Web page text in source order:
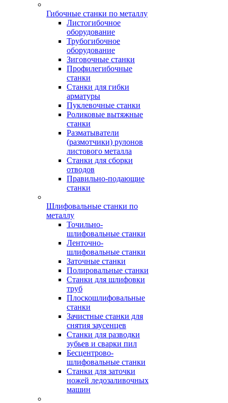
Гибочные станки по металлу
Листогибочное
оборудование
Трубогибочное
оборудование
Зиговочные станки
Профилегибочные
станки
Станки для гибки
арматуры
Пуклевочные станки
Роликовые вытяжные
станки
Разматыватели
(размотчики) рулонов
листового металла
Станки для сборки
отводов
Правильно-подающие
станки
Шлифовальные станки по
металлу
Точильно-
шлифовальные станки
Ленточно-
шлифовальные станки
Заточные станки
Полировальные станки
Станки для шлифовки
труб
Плоскошлифовальные
станки
Зачистные станки для
снятия заусенцев
Станки для разводки
зубьев и сварки пил
Бесцентрово-
шлифовальные станки
Станки для заточки
ножей ледозаливочных
машин